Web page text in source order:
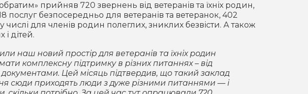
прийняв 720 звернень від ветеранів та їхніх родин,
послуг безпосередньо для ветеранів та ветеранок, 402
числі для членів родин полеглих, зниклих безвісти. А також
дітей.
наш новий простір для ветеранів та їхніх родин
комплексну підтримку в різних питаннях – від
Цей місяць підтвердив, що такий заклад
сюди приходять люди з дуже різними питаннями — і